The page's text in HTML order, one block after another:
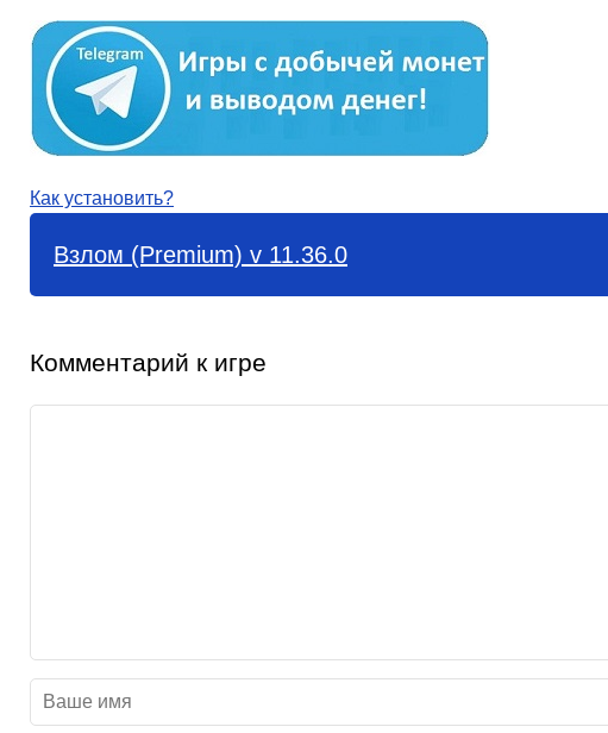
Как установить?
Взлом (Premium) v 11.36.0
Комментарий к игре